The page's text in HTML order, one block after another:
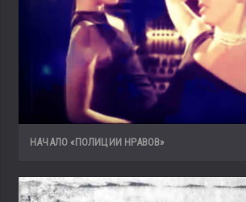
НАЧАЛО «ПОЛИЦИИ НРАВОВ»